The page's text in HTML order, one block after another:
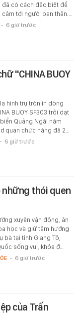
đã có cách đặc biệt để
tới người bạn thân.…
- 6 giờ trước
"CHINA BUOY
hình trụ tròn in dòng
BUOY SF303 trôi dạt
Quảng Ngãi năm
quan chức năng đã 2…
- 6 giờ trước
những thói quen
xuyên vận động, ăn
học và giữ tâm hướng
bà tại tỉnh Giang Tô,
sống vui, khỏe ở…
- 6 giờ trước
của Trấn